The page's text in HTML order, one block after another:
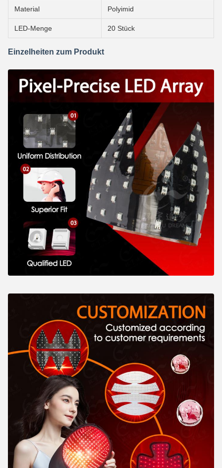
Material Polyimid
LED-Menge 20 Stück
Einzelheiten zum Produkt